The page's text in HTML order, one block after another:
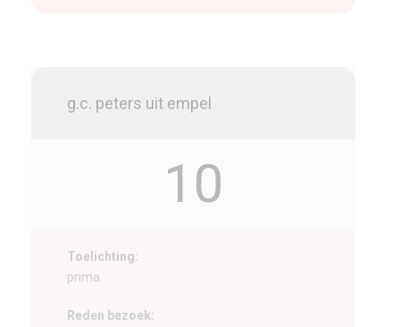
g.c. peters uit empel
10
Toelichting:
prima
Reden bezoek: